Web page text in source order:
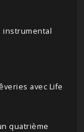
instrumental
avec Life
quatrième